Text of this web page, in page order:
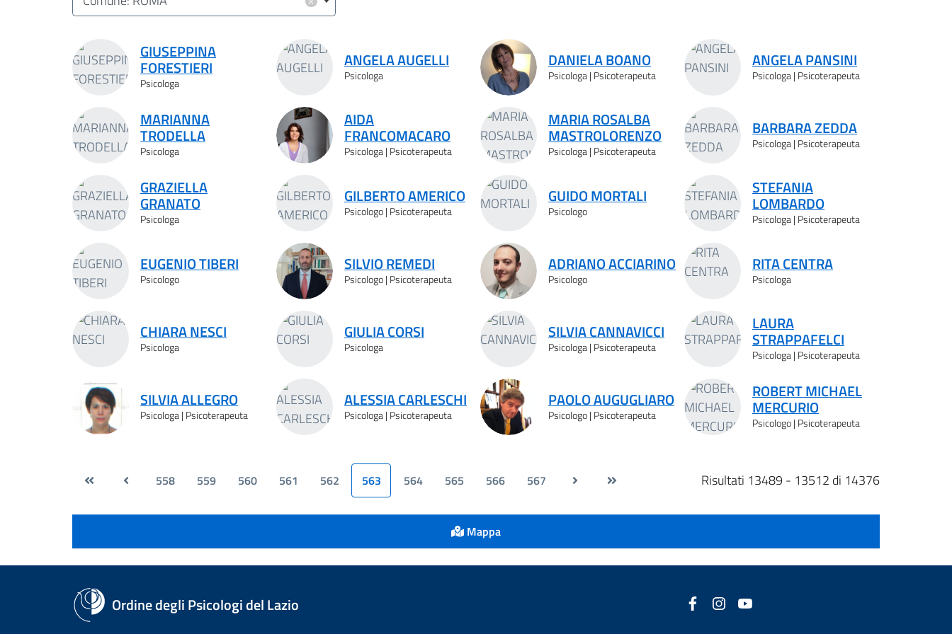
Risultati ricerca
GIUSEPPINA
FORESTIERI
Psicologa
ANGELA AUGELLI
Psicologa
DANIELA BOANO
Psicologa | Psicoterapeuta
ANGELA PANSINI
Psicologa | Psicoterapeuta
MARIANNA
TRODELLA
Psicologa
AIDA
FRANCOMACARO
Psicologa | Psicoterapeuta
MARIA ROSALBA
MASTROLORENZO
Psicologa | Psicoterapeuta
BARBARA ZEDDA
Psicologa | Psicoterapeuta
GRAZIELLA
GRANATO
Psicologa
GILBERTO AMERICO
Psicologo | Psicoterapeuta
GUIDO MORTALI
Psicologo
STEFANIA
LOMBARDO
Psicologa | Psicoterapeuta
EUGENIO TIBERI
Psicologo
SILVIO REMEDI
Psicologo | Psicoterapeuta
ADRIANO ACCIARINO
Psicologo
RITA CENTRA
Psicologa
CHIARA NESCI
Psicologa
GIULIA CORSI
Psicologa
SILVIA CANNAVICCI
Psicologa | Psicoterapeuta
LAURA
STRAPPAFELCI
Psicologa | Psicoterapeuta
SILVIA ALLEGRO
Psicologa | Psicoterapeuta
ALESSIA CARLESCHI
Psicologa | Psicoterapeuta
PAOLO AUGUGLIARO
Psicologo | Psicoterapeuta
ROBERT MICHAEL
MERCURIO
Psicologo | Psicoterapeuta
558 559 560 561 562 563 564 565 566 567 Risultati 13489 - 13512 di 14376
Mappa
Ordine degli Psicologi del Lazio Facebook
(nuova scheda - new tab)
Instagram
(nuova scheda - new tab)